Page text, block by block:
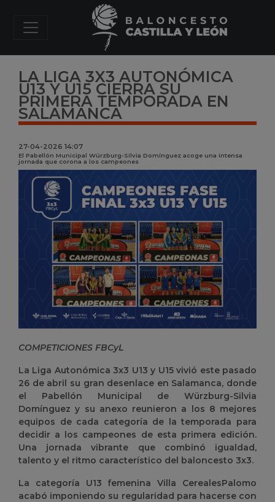
LA LIGA 3X3 AUTONÓMICA
U13 Y U15 CIERRA SU
PRIMERA TEMPORADA EN
SALAMANCA
27-04-2026 14:07
El Pabellón Municipal Würzburg-Silvia Domínguez acoge una intensa
jornada que corona a los campeones
COMPETICIONES FBCyL
La Liga Autonómica 3x3 U13 y U15 vivió este pasado
26 de abril su gran desenlace en Salamanca, donde
el Pabellón Municipal de Würzburg-Silvia
Domínguez y su anexo reunieron a los 8 mejores
equipos de cada categoría de la temporada para
decidir a los campeones de esta primera edición.
Una jornada vibrante que combinó igualdad,
talento y el ritmo característico del baloncesto 3x3.
La categoría U13 femenina Villa CerealesPalomo
acabó imponiendo su regularidad para hacerse con